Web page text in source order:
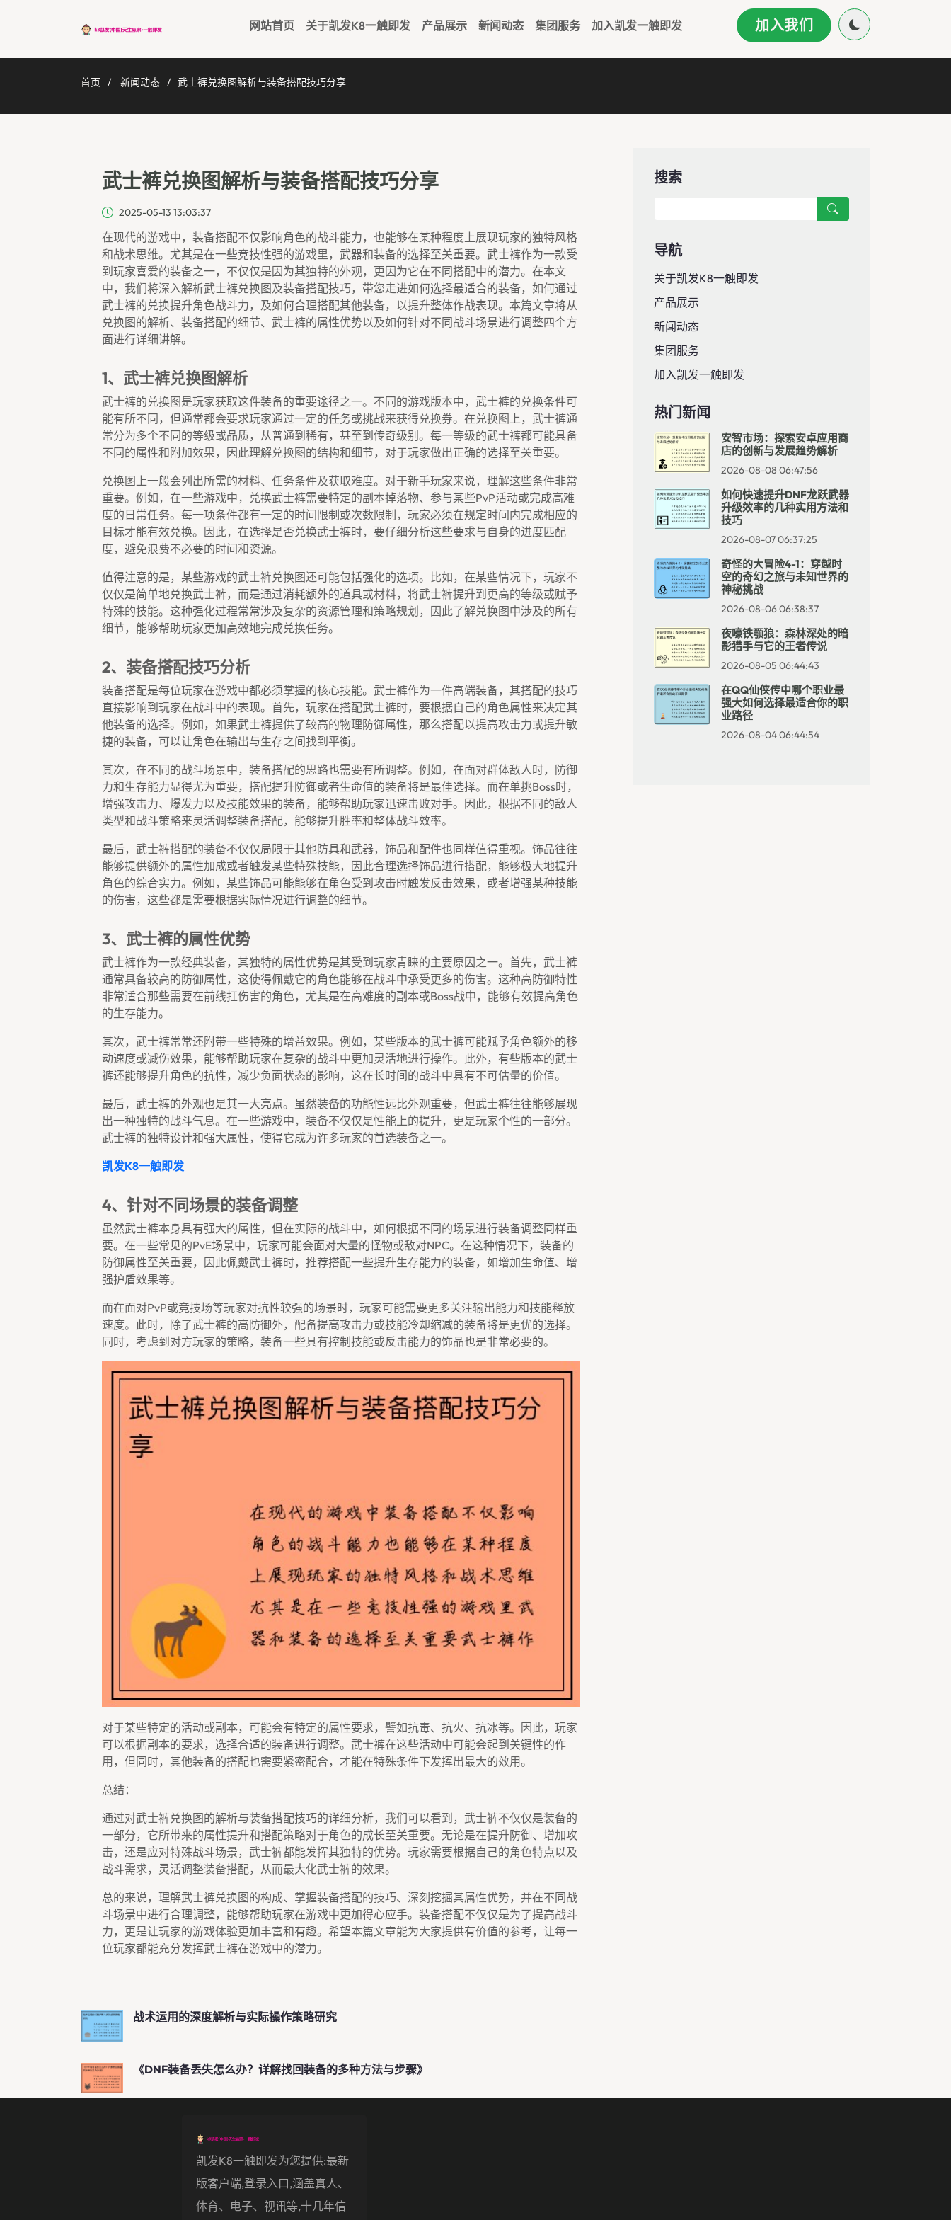
网站首页 关于凯发k8一触即发 产品展示 新闻动态 集团服务 加入凯发一触即发 加入我们
首页 新闻动态 武士裤兑换图解析与装备搭配技巧分享
武士裤兑换图解析与装备搭配技巧分享
2025-05-13 13:03:37
在现代的游戏中，装备搭配不仅影响角色的战斗能力，也能够在某种程度上展现玩家的独特风格
和战术思维。尤其是在一些竞技性强的游戏里，武器和装备的选择至关重要。武士裤作为一款受
到玩家喜爱的装备之一，不仅仅是因为其独特的外观，更因为它在不同搭配中的潜力。在本文
中，我们将深入解析武士裤兑换图及装备搭配技巧，带您走进如何选择最适合的装备，如何通过
武士裤的兑换提升角色战斗力，及如何合理搭配其他装备，以提升整体作战表现。本篇文章将从
兑换图的解析、装备搭配的细节、武士裤的属性优势以及如何针对不同战斗场景进行调整四个方
面进行详细讲解。
1、武士裤兑换图解析
武士裤的兑换图是玩家获取这件装备的重要途径之一。不同的游戏版本中，武士裤的兑换条件可
能有所不同，但通常都会要求玩家通过一定的任务或挑战来获得兑换券。在兑换图上，武士裤通
常分为多个不同的等级或品质，从普通到稀有，甚至到传奇级别。每一等级的武士裤都可能具备
不同的属性和附加效果，因此理解兑换图的结构和细节，对于玩家做出正确的选择至关重要。
兑换图上一般会列出所需的材料、任务条件及获取难度。对于新手玩家来说，理解这些条件非常
重要。例如，在一些游戏中，兑换武士裤需要特定的副本掉落物、参与某些PvP活动或完成高难
度的日常任务。每一项条件都有一定的时间限制或次数限制，玩家必须在规定时间内完成相应的
目标才能有效兑换。因此，在选择是否兑换武士裤时，要仔细分析这些要求与自身的进度匹配
度，避免浪费不必要的时间和资源。
值得注意的是，某些游戏的武士裤兑换图还可能包括强化的选项。比如，在某些情况下，玩家不
仅仅是简单地兑换武士裤，而是通过消耗额外的道具或材料，将武士裤提升到更高的等级或赋予
特殊的技能。这种强化过程常常涉及复杂的资源管理和策略规划，因此了解兑换图中涉及的所有
细节，能够帮助玩家更加高效地完成兑换任务。
2、装备搭配技巧分析
装备搭配是每位玩家在游戏中都必须掌握的核心技能。武士裤作为一件高端装备，其搭配的技巧
直接影响到玩家在战斗中的表现。首先，玩家在搭配武士裤时，要根据自己的角色属性来决定其
他装备的选择。例如，如果武士裤提供了较高的物理防御属性，那么搭配以提高攻击力或提升敏
捷的装备，可以让角色在输出与生存之间找到平衡。
其次，在不同的战斗场景中，装备搭配的思路也需要有所调整。例如，在面对群体敌人时，防御
力和生存能力显得尤为重要，搭配提升防御或者生命值的装备将是最佳选择。而在单挑Boss时，
增强攻击力、爆发力以及技能效果的装备，能够帮助玩家迅速击败对手。因此，根据不同的敌人
类型和战斗策略来灵活调整装备搭配，能够提升胜率和整体战斗效率。
最后，武士裤搭配的装备不仅仅局限于其他防具和武器，饰品和配件也同样值得重视。饰品往往
能够提供额外的属性加成或者触发某些特殊技能，因此合理选择饰品进行搭配，能够极大地提升
角色的综合实力。例如，某些饰品可能能够在角色受到攻击时触发反击效果，或者增强某种技能
的伤害，这些都是需要根据实际情况进行调整的细节。
3、武士裤的属性优势
武士裤作为一款经典装备，其独特的属性优势是其受到玩家青睐的主要原因之一。首先，武士裤
通常具备较高的防御属性，这使得佩戴它的角色能够在战斗中承受更多的伤害。这种高防御特性
非常适合那些需要在前线扛伤害的角色，尤其是在高难度的副本或Boss战中，能够有效提高角色
的生存能力。
其次，武士裤常常还附带一些特殊的增益效果。例如，某些版本的武士裤可能赋予角色额外的移
动速度或减伤效果，能够帮助玩家在复杂的战斗中更加灵活地进行操作。此外，有些版本的武士
裤还能够提升角色的抗性，减少负面状态的影响，这在长时间的战斗中具有不可估量的价值。
最后，武士裤的外观也是其一大亮点。虽然装备的功能性远比外观重要，但武士裤往往能够展现
出一种独特的战斗气息。在一些游戏中，装备不仅仅是性能上的提升，更是玩家个性的一部分。
武士裤的独特设计和强大属性，使得它成为许多玩家的首选装备之一。
凯发k8一触即发
4、针对不同场景的装备调整
虽然武士裤本身具有强大的属性，但在实际的战斗中，如何根据不同的场景进行装备调整同样重
要。在一些常见的PvE场景中，玩家可能会面对大量的怪物或敌对NPC。在这种情况下，装备的
防御属性至关重要，因此佩戴武士裤时，推荐搭配一些提升生存能力的装备，如增加生命值、增
强护盾效果等。
而在面对PvP或竞技场等玩家对抗性较强的场景时，玩家可能需要更多关注输出能力和技能释放
速度。此时，除了武士裤的高防御外，配备提高攻击力或技能冷却缩减的装备将是更优的选择。
同时，考虑到对方玩家的策略，装备一些具有控制技能或反击能力的饰品也是非常必要的。
对于某些特定的活动或副本，可能会有特定的属性要求，譬如抗毒、抗火、抗冰等。因此，玩家
可以根据副本的要求，选择合适的装备进行调整。武士裤在这些活动中可能会起到关键性的作
用，但同时，其他装备的搭配也需要紧密配合，才能在特殊条件下发挥出最大的效用。
总结：
通过对武士裤兑换图的解析与装备搭配技巧的详细分析，我们可以看到，武士裤不仅仅是装备的
一部分，它所带来的属性提升和搭配策略对于角色的成长至关重要。无论是在提升防御、增加攻
击，还是应对特殊战斗场景，武士裤都能发挥其独特的优势。玩家需要根据自己的角色特点以及
战斗需求，灵活调整装备搭配，从而最大化武士裤的效果。
总的来说，理解武士裤兑换图的构成、掌握装备搭配的技巧、深刻挖掘其属性优势，并在不同战
斗场景中进行合理调整，能够帮助玩家在游戏中更加得心应手。装备搭配不仅仅是为了提高战斗
力，更是让玩家的游戏体验更加丰富和有趣。希望本篇文章能为大家提供有价值的参考，让每一
位玩家都能充分发挥武士裤在游戏中的潜力。
战术运用的深度解析与实际操作策略研究
《DNF装备丢失怎么办？详解找回装备的多种方法与步骤》
搜索
导航
关于凯发k8一触即发
产品展示
新闻动态
集团服务
加入凯发一触即发
热门新闻
安智市场：探索安卓应用商
店的创新与发展趋势解析
2026-08-08 06:47:56
如何快速提升DNF龙跃武器
升级效率的几种实用方法和
技巧
2026-08-07 06:37:25
奇怪的大冒险4-1：穿越时
空的奇幻之旅与未知世界的
神秘挑战
2026-08-06 06:38:37
夜嚎铁颚狼：森林深处的暗
影猎手与它的王者传说
2026-08-05 06:44:43
在QQ仙侠传中哪个职业最
强大如何选择最适合你的职
业路径
2026-08-04 06:44:54
凯发k8一触即发为您提供:最新
版客户端,登录入口,涵盖真人、
体育、电子、视讯等,十几年信